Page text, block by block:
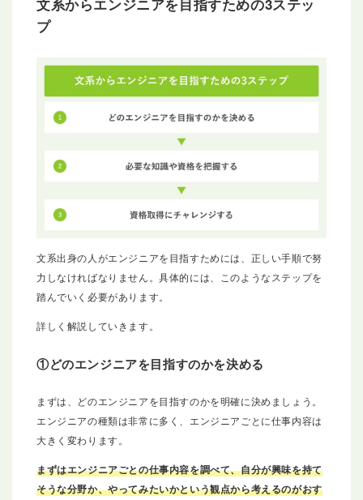
プ
文系出身の人がエンジニアを目指すためには、正しい手順で努
力しなければなりません。具体的には、このようなステップを
踏んでいく必要があります。
詳しく解説していきます。
①どのエンジニアを目指すのかを決める
まずは、どのエンジニアを目指すのかを明確に決めましょう。
エンジニアの種類は非常に多く、エンジニアごとに仕事内容は
大きく変わります。
まずはエンジニアごとの仕事内容を調べて、自分が興味を持て
そうな分野か、やってみたいかという観点から考えるのがおす